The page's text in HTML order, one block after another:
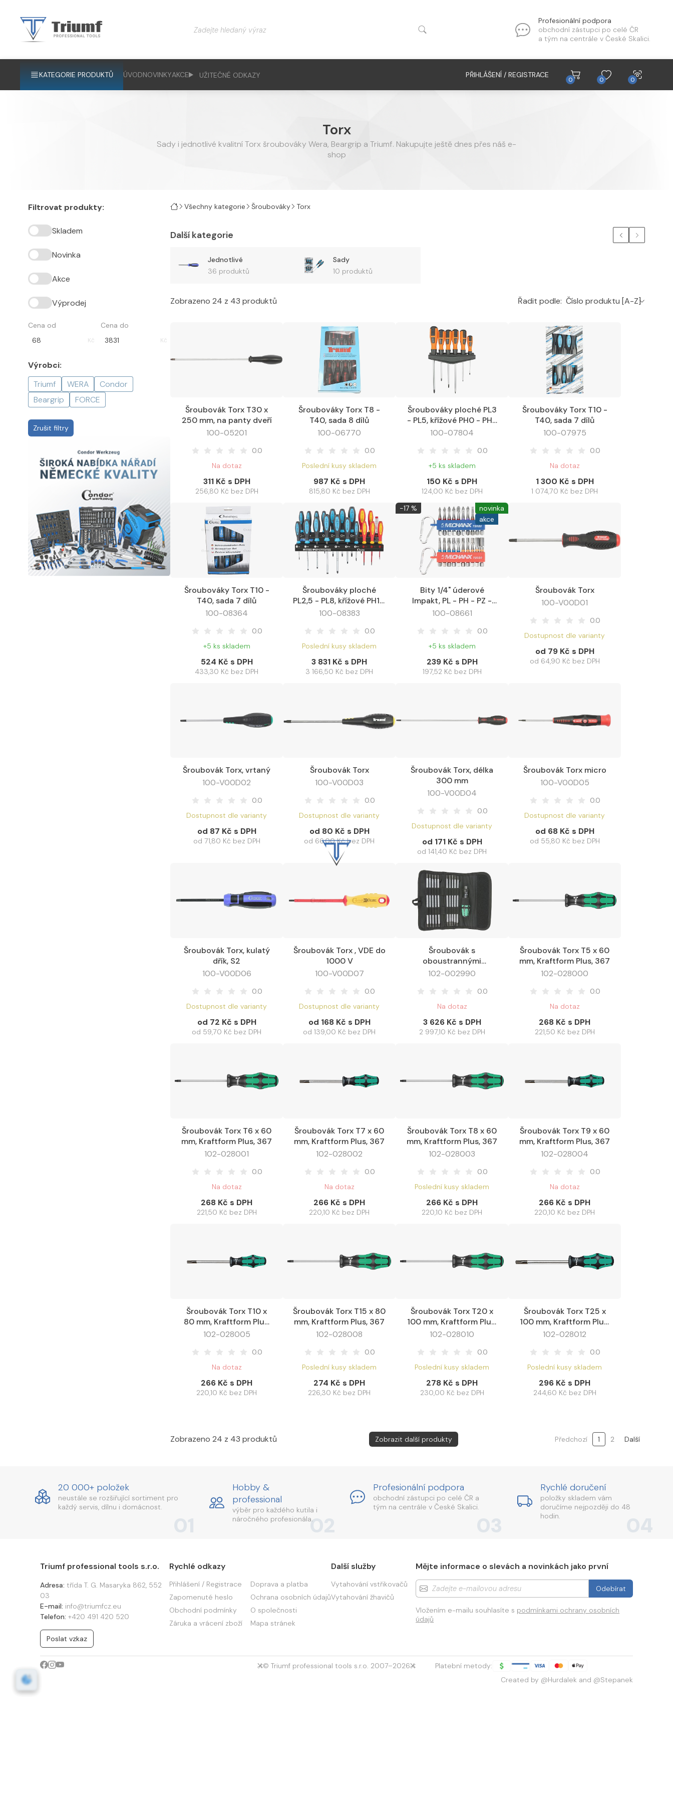
Profesionální podpora
obchodní zástupci po celé ČR
a tým na centrále v České Skalici.
KATEGORIE PRODUKTŮ ÚVODNOVINKYAKCE UŽITEČNÉ ODKAZY PŘIHLÁŠENÍ / REGISTRACE
0 0 0
Torx
Sady i jednotlivé kvalitní Torx šroubováky Wera, Beargrip a Triumf. Nakupujte ještě dnes přes náš e-
shop
Filtrovat produkty:
Skladem
Novinka
Akce
Výprodej
Cena od
Kč
Cena do
Kč
Výrobci:
Triumf
WERA
Condor
Beargrip
FORCE
Zrušit filtry
Všechny kategorie Šroubováky Torx
Další kategorie
Jednotlivé
36 produktů
Sady
10 produktů
Zobrazeno 24 z 43 produktů Řadit podle:
Do košíku Oblíbené
Šroubovák Torx T30 x
250 mm, na panty dveří
100-05201
0.0
Na dotaz
311 Kč s DPH
256,80 Kč bez DPH
Do košíku Oblíbené
Šroubováky Torx T8 -
T40, sada 8 dílů
100-06770
0.0
Poslední kusy skladem
987 Kč s DPH
815,80 Kč bez DPH
Do košíku Oblíbené
Šroubováky ploché PL3
- PL5, křížové PH0 - PH2
, sada 6 dílů
100-07804
0.0
+5 ks skladem
150 Kč s DPH
124,00 Kč bez DPH
Do košíku Oblíbené
Šroubováky Torx T10 -
T40, sada 7 dílů
100-07975
0.0
Na dotaz
1 300 Kč s DPH
1 074,70 Kč bez DPH
Do košíku Oblíbené
Šroubováky Torx T10 -
T40, sada 7 dílů
100-08364
0.0
+5 ks skladem
524 Kč s DPH
433,30 Kč bez DPH
Do košíku Oblíbené
Šroubováky ploché
PL2,5 - PL8, křížové PH1 -
PH3, Torx T10 - T40,
100-08383
0.0
Poslední kusy skladem
3 831 Kč s DPH
3 166,50 Kč bez DPH
-17 %
novinka
akce
Do košíku Oblíbené
Bity 1/4" úderové
Impakt, PL - PH - PZ -
Imbus - Torx, sada 20
100-08661
0.0
+5 ks skladem
239 Kč s DPH
197,52 Kč bez DPH
Šroubovák Torx
100-V00D01
0.0
Dostupnost dle varianty
od 79 Kč s DPH
od 64,90 Kč bez DPH
Zobrazit varianty
Šroubovák Torx, vrtaný
100-V00D02
0.0
Dostupnost dle varianty
od 87 Kč s DPH
od 71,80 Kč bez DPH
Šroubovák Torx
100-V00D03
0.0
Dostupnost dle varianty
od 80 Kč s DPH
od 66,00 Kč bez DPH
Zobrazit varianty
Šroubovák Torx, délka
300 mm
100-V00D04
0.0
Dostupnost dle varianty
od 171 Kč s DPH
od 141,40 Kč bez DPH
Šroubovák Torx micro
100-V00D05
0.0
Dostupnost dle varianty
od 68 Kč s DPH
od 55,80 Kč bez DPH
Zobrazit varianty
Šroubovák Torx, kulatý
dřík, S2
100-V00D06
0.0
Dostupnost dle varianty
od 72 Kč s DPH
od 59,70 Kč bez DPH
Zobrazit varianty
Šroubovák Torx , VDE do
1000 V
100-V00D07
0.0
Dostupnost dle varianty
od 168 Kč s DPH
od 139,00 Kč bez DPH
Do košíku Oblíbené
Šroubovák s
oboustrannými
výměnnými 6 mm dříky
Torx, sada 11 dílů
102-002990
0.0
Na dotaz
3 626 Kč s DPH
2 997,10 Kč bez DPH
Do košíku Oblíbené
Šroubovák Torx T5 x 60
mm, Kraftform Plus, 367
102-028000
0.0
Na dotaz
268 Kč s DPH
221,50 Kč bez DPH
Do košíku Oblíbené
Šroubovák Torx T6 x 60
mm, Kraftform Plus, 367
102-028001
0.0
Na dotaz
268 Kč s DPH
221,50 Kč bez DPH
Do košíku Oblíbené
Šroubovák Torx T7 x 60
mm, Kraftform Plus, 367
102-028002
0.0
Na dotaz
266 Kč s DPH
220,10 Kč bez DPH
Do košíku Oblíbené
Šroubovák Torx T8 x 60
mm, Kraftform Plus, 367
102-028003
0.0
Poslední kusy skladem
266 Kč s DPH
220,10 Kč bez DPH
Do košíku Oblíbené
Šroubovák Torx T9 x 60
mm, Kraftform Plus, 367
102-028004
0.0
Na dotaz
266 Kč s DPH
220,10 Kč bez DPH
Do košíku Oblíbené
Šroubovák Torx T10 x
80 mm, Kraftform Plus,
367
102-028005
0.0
Na dotaz
266 Kč s DPH
220,10 Kč bez DPH
Do košíku Oblíbené
Šroubovák Torx T15 x 80
mm, Kraftform Plus, 367
102-028008
0.0
Poslední kusy skladem
274 Kč s DPH
226,30 Kč bez DPH
Do košíku Oblíbené
Šroubovák Torx T20 x
100 mm, Kraftform Plus,
367
102-028010
0.0
Poslední kusy skladem
278 Kč s DPH
230,00 Kč bez DPH
Do košíku Oblíbené
Šroubovák Torx T25 x
100 mm, Kraftform Plus,
367
102-028012
0.0
Poslední kusy skladem
296 Kč s DPH
244,60 Kč bez DPH
Zobrazeno 24 z 43 produktů Zobrazit další produkty Předchozí 1 2 Další
20 000+ položek
neustále se rozšiřující sortiment pro
každý servis, dílnu i domácnost.
Hobby &
professional
výběr pro každého kutila i
náročného profesionála.02
Profesionální podpora
obchodní zástupci po celé ČR a
tým na centrále v České Skalici.
Rychlé doručení
položky skladem vám
doručíme nejpozději do 48
hodin.
Triumf professional tools s.r.o.
Adresa: třída T. G. Masaryka 862, 552
03
E-mail: info@triumfcz.eu
Telefon: +420 491 420 520
Poslat vzkaz
Rychlé odkazy
Přihlášení / Registrace
Zapomenuté heslo
Obchodní podmínky
Záruka a vrácení zboží
Doprava a platba
Ochrana osobních údajů
O společnosti
Mapa stránek
Další služby
Vytahování vstřikovačů
Vytahování žhavičů
Mějte informace o slevách a novinkách jako první
Vložením e-mailu souhlasíte s podmínkami ochrany osobních
údajů
© Triumf professional tools s.r.o. 2007–2026
Platební metody:
Created by @Hurdalek and @Stepanek